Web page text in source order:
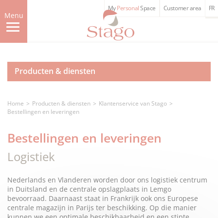
to
main
content
Menu
MyPersonalSpace Customer area FR
Producten & diensten
Home Producten & diensten
Klantenservice van Stago
Bestellingen en leveringen
Bestellingen en leveringen
Logistiek
Nederlands en Vlanderen worden door ons logistiek centrum
in Duitsland en de centrale opslagplaats in Lemgo
bevoorraad. Daarnaast staat in Frankrijk ook ons Europese
centrale magazijn in Parijs ter beschikking. Op die manier